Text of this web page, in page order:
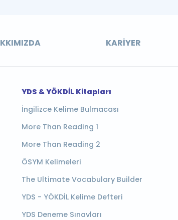
KARIYER
YDS & YÖKDİL Kitapları
İngilizce Kelime Bulmacası
More Than Reading 1
More Than Reading 2
ÖSYM Kelimeleri
The Ultimate Vocabulary Builder
YDS - YÖKDİL Kelime Defteri
YDS Deneme Sınavları